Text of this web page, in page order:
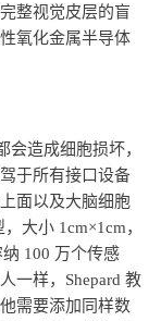
整视觉皮层的盲
氧化金属半导体
会造成细胞损坏，
于所有接口设备
面以及大脑细胞
大小 1cm×1cm，
100 万个传感
一样，Shepard 教
需要添加同样数